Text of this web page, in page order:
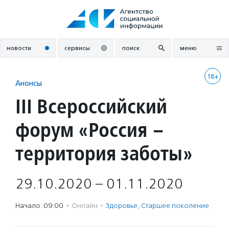
новости сервисы поиск меню
18+
Анонсы
III Всероссийский
форум «Россия –
территория заботы»
29.10.2020 – 01.11.2020
Начало: 09:00 · Онлайн · Здоровье, Старшее поколение